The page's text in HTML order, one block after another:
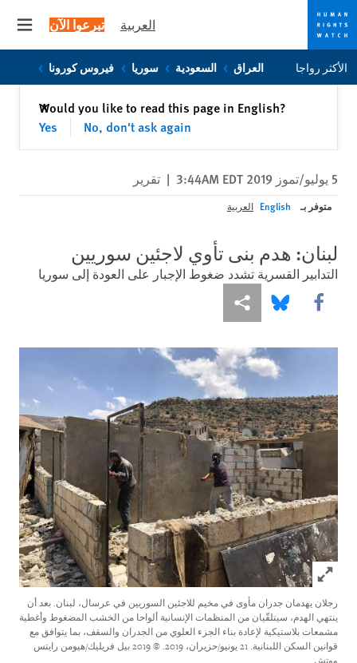
Skip
to
Skip
to
العربية تبرعوا الآن
الأكثر رواجا العراق السعودية سوريا فيروس كورونا
Would you like to read this page in English?
Yes
No, don't ask again
✕إغلاق
5 يوليو/تموز 2019 3:44AM EDT | تقرير
متوفر بـ English العربية
لبنان: هدم بنى تأوي لاجئين سوريين
التدابير القسرية تشدد ضغوط الإجبار على العودة إلى سوريا
Share this via Facebook
Share this via Bluesky
Share this via مشاركة
Click to expand Image
رجلان يهدمان جدران مأوى في مخيم للاجئين السوريين في عرسال، لبنان. بعد أن
ينتهي الهدم، سيتلقّيان من المنظمات الإنسانية ألواحا من الخشب المضغوط وأغطية
مشمعات بلاستيكية لإعادة بناء الجزء العلوي من الجدران والسقف، بما يتوافق مع
قوانين السكن اللبنانية. 21 يونيو/حزيران، 2019.
© 2019 بيل فريليك/هيومن رايتس